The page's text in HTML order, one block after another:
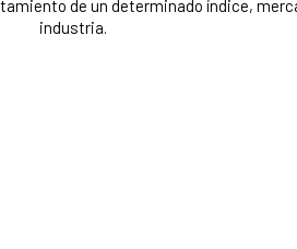
de un determinado índice,
industria.